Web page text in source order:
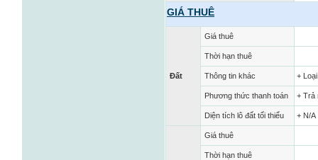
GIÁ THUÊ
Đất
Giá thuê
Thời hạn thuê
Thông tin khác + Loại
Phương thức thanh toán + Trả
Diện tích lô đất tối thiểu + N/A
Giá thuê
Thời hạn thuê